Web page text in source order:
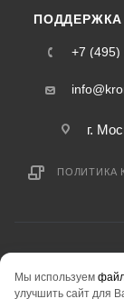
ПОДДЕРЖКА
+7 (495)
г.
ПОЛИТИКА
информация на сайте
Мы используем
улучшить сайт для